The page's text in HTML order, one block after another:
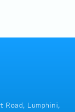
Road, Lumphini,